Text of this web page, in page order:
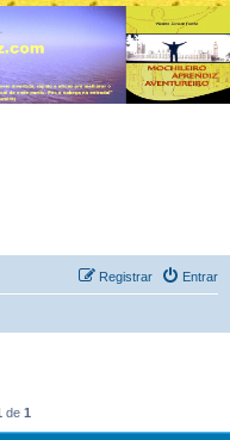
Entrar
Registrar
de 1